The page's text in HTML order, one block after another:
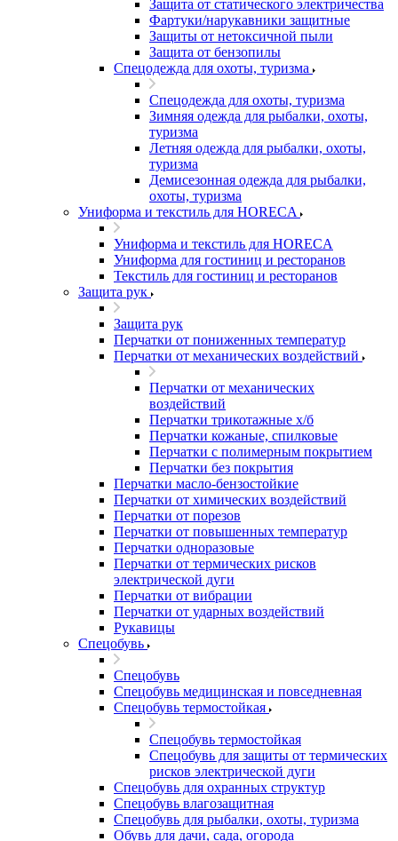
Защита от статического электричества
Фартуки/нарукавники защитные
Защиты от нетоксичной пыли
Защита от бензопилы
Спецодежда для охоты, туризма
Спецодежда для охоты, туризма
Зимняя одежда для рыбалки, охоты,
туризма
Летняя одежда для рыбалки, охоты,
туризма
Демисезонная одежда для рыбалки,
охоты, туризма
Униформа и текстиль для HORECA
Униформа и текстиль для HORECA
Униформа для гостиниц и ресторанов
Текстиль для гостиниц и ресторанов
Защита рук
Защита рук
Перчатки от пониженных температур
Перчатки от механических воздействий
Перчатки от механических
воздействий
Перчатки трикотажные х/б
Перчатки кожаные, спилковые
Перчатки с полимерным покрытием
Перчатки без покрытия
Перчатки масло-бензостойкие
Перчатки от химических воздействий
Перчатки от порезов
Перчатки от повышенных температур
Перчатки одноразовые
Перчатки от термических рисков
электрической дуги
Перчатки от вибрации
Перчатки от ударных воздействий
Рукавицы
Спецобувь
Спецобувь
Спецобувь медицинская и повседневная
Спецобувь термостойкая
Спецобувь термостойкая
Спецобувь для защиты от термических
рисков электрической дуги
Спецобувь для охранных структур
Спецобувь влагозащитная
Спецобувь для рыбалки, охоты, туризма
Обувь для дачи, сада, огорода